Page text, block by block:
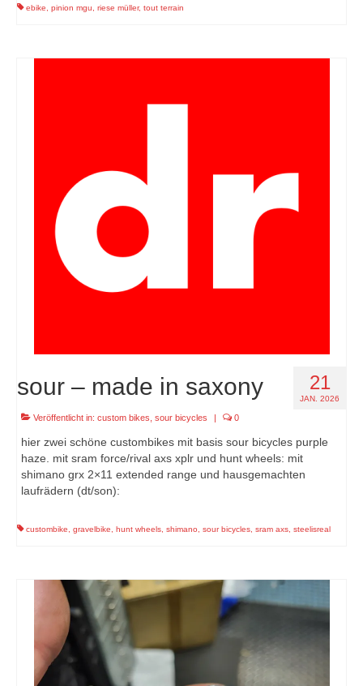
ebike pinion mgu riese müller, tout terrain
21
JAN. 2026
sour – made in saxony
Veröffentlicht in: custom bikes sour bicycles | 0
hier zwei schöne custombikes mit basis sour bicycles purple
haze. mit sram force/rival axs xplr und hunt wheels: mit
shimano grx 2×11 extended range und hausgemachten
laufrädern (dt/son):
custombike gravelbike hunt wheels shimano sour bicycles sram axs steelisreal